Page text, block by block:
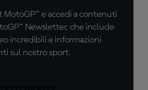
MotoGP™ e accedi a contenuti
Newsletter, che include
incredibili e informazioni
sul nostro sport.